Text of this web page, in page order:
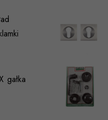
gałka